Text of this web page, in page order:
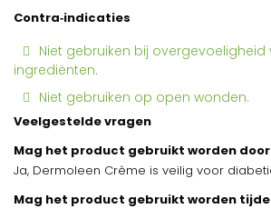
Contra‑indicaties
Niet gebruiken bij
ingrediënten.
Niet gebruiken op open wonden.
Veelgestelde vragen
Mag het product gebruikt worden
Ja, Dermoleen Crème is veilig voor
Mag het product gebruikt worden